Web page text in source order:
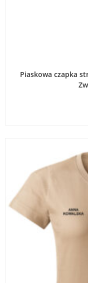
Piaskowa czapka